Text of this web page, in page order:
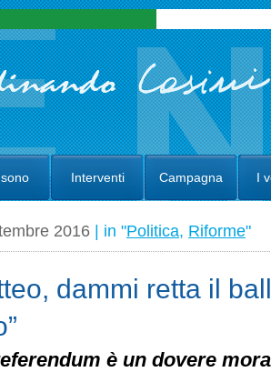
Interventi Campagna I
2016 | in "Politica, Riforme"
dammi retta il
è un dovere